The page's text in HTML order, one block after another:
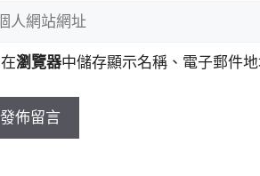
在瀏覽器中儲存顯示名稱、電子郵件